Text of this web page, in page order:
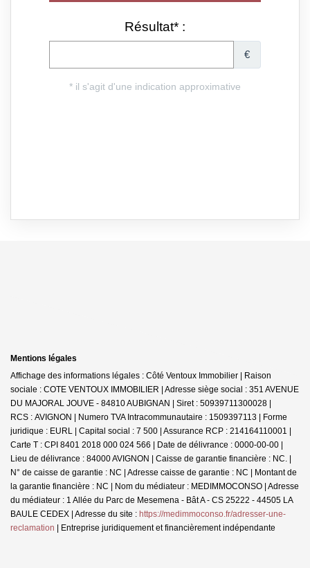
Mentions légales
Affichage des informations légales : Côté Ventoux Immobilier | Raison
sociale : COTE VENTOUX IMMOBILIER | Adresse siège social : 351 AVENUE
DU MAJORAL JOUVE - 84810 AUBIGNAN | Siret : 50939711300028 |
RCS : AVIGNON | Numero TVA Intracommunautaire : 1509397113 | Forme
juridique : EURL | Capital social : 7 500 | Assurance RCP : 214164110001 |
Carte T : CPI 8401 2018 000 024 566 | Date de délivrance : 0000-00-00 |
Lieu de délivrance : 84000 AVIGNON | Caisse de garantie financière : NC. |
N° de caisse de garantie : NC | Adresse caisse de garantie : NC | Montant de
la garantie financière : NC | Nom du médiateur : MEDIMMOCONSO | Adresse
du médiateur : 1 Allée du Parc de Mesemena - Bât A - CS 25222 - 44505 LA
BAULE CEDEX | Adresse du site : https://medimmoconso.fr/adresser-une-
reclamation | Entreprise juridiquement et financièrement indépendante